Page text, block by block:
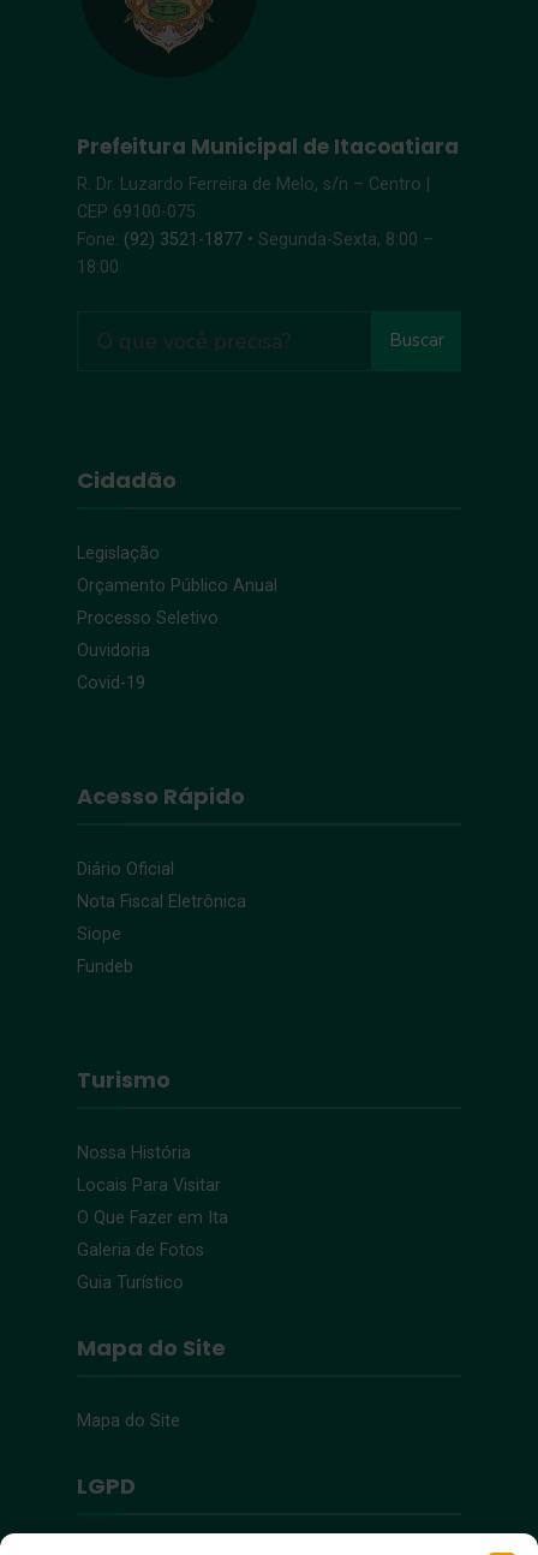
Prefeitura Municipal de Itacoatiara
R. Dr. Luzardo Ferreira de Melo, s/n – Centro |
CEP 69100-075
Fone: (92) 3521-1877 • Segunda-Sexta, 8:00 –
18:00
Buscar
Cidadão
Legislação
Orçamento Público Anual
Processo Seletivo
Ouvidoria
Covid-19
Acesso Rápido
Diário Oficial
Nota Fiscal Eletrônica
Siope
Fundeb
Turismo
Nossa História
Locais Para Visitar
O Que Fazer em Ita
Galeria de Fotos
Guia Turístico
Mapa do Site
Mapa do Site
LGPD